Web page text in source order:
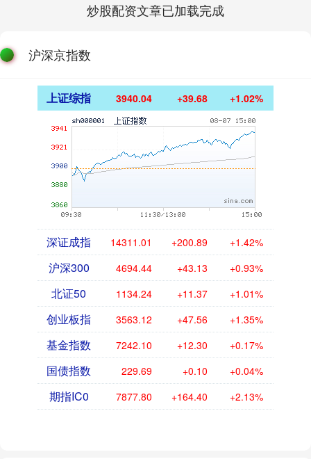
炒股配资文章已加载完成
沪深京指数
上证综指 3940.04 +39.68 +1.02%
深证成指 14311.01 +200.89 +1.42%
沪深300 4694.44 +43.13 +0.93%
北证50 1134.24 +11.37 +1.01%
创业板指 3563.12 +47.56 +1.35%
基金指数 7242.10 +12.30 +0.17%
国债指数 229.69 +0.10 +0.04%
期指IC0 7877.80 +164.40 +2.13%